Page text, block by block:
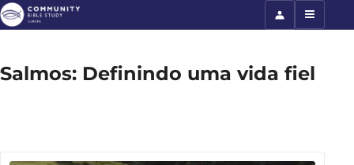
Salmos: Definindo uma vida fiel